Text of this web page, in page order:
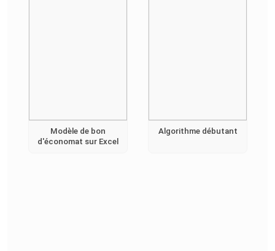
Modèle de bon
d'économat sur Excel
Algorithme débutant